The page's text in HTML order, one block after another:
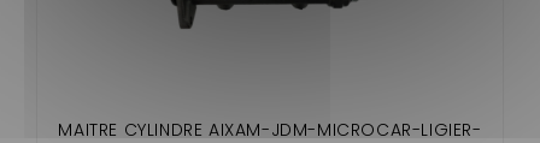
MAITRE CYLINDRE AIXAM-JDM-MICROCAR-LIGIER-